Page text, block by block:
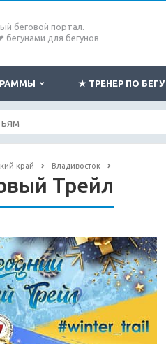
беговой портал.
бегунами для бегунов
★ ТРЕНЕР ПО БЕГУ
край Владивосток
Трейл